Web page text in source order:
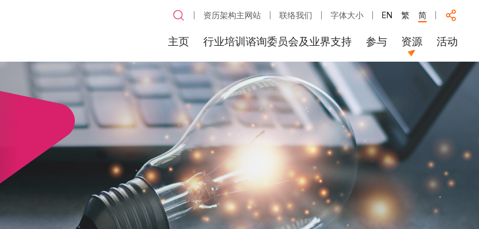
资历架构主网站 联络我们 字体大小 EN 繁 简
主页 行业培训谘询委员会及业界支持 参与 资源 活动